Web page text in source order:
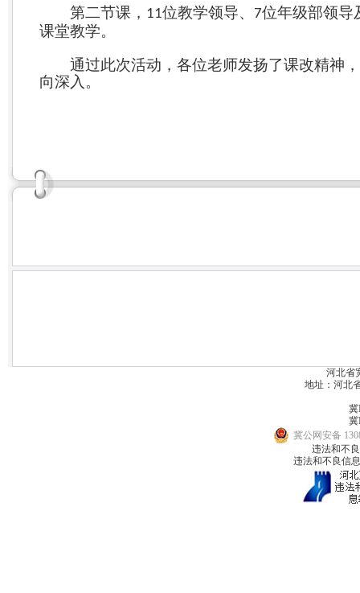
第二节课， 11位教学领导、 7位年级部领导
课堂教学。
通过此次活动，各位老师发扬了课改精神，
向深入。
河北省
地址：河北
冀
冀
冀公网安备
违法和不
违法和不良信